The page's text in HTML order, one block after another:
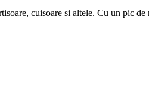
cuisoare si altele. Cu un pic